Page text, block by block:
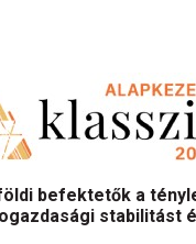
befektetők a
stabilitást